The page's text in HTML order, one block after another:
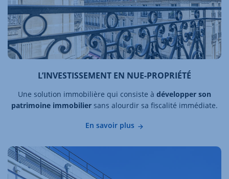
L’INVESTISSEMENT EN NUE-PROPRIÉTÉ
Une solution immobilière qui consiste à développer son
patrimoine immobilier sans alourdir sa fiscalité immédiate.
En savoir plus